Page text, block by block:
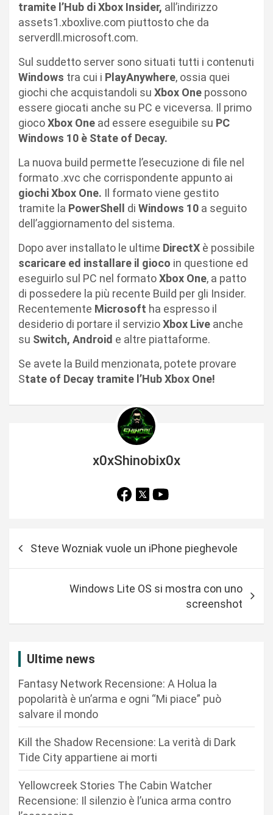
tramite l’Hub di Xbox Insider, all’indirizzo
assets1.xboxlive.com piuttosto che da
serverdll.microsoft.com.
Sul suddetto server sono situati tutti i contenuti
Windows tra cui i PlayAnywhere, ossia quei
giochi che acquistandoli su Xbox One possono
essere giocati anche su PC e viceversa. Il primo
giocoXbox One ad essere eseguibile su PC
Windows 10 è State of Decay.
La nuova build permette l’esecuzione di file nel
formato .xvc che corrispondente appunto ai
giochi Xbox One. Il formato viene gestito
tramite la PowerShell di Windows 10 a seguito
dell’aggiornamento del sistema.
Dopo aver installato le ultime DirectX è possibile
scaricare ed installare il gioco in questione ed
eseguirlo sul PC nel formatoXbox One, a patto
di possedere la più recente Build per gli Insider.
Recentemente Microsoft ha espresso il
desiderio di portare il servizioXbox Live anche
su Switch, Android e altre piattaforme.
Se avete la Build menzionata, potete provare
State of Decay tramite l’Hub Xbox One!
x0xShinobix0x
Steve Wozniak vuole un iPhone pieghevole
Windows Lite OS si mostra con uno
screenshot
Ultime news
Fantasy Network Recensione: A Holua la
popolarità è un’arma e ogni “Mi piace” può
salvare il mondo
Kill the Shadow Recensione: La verità di Dark
Tide City appartiene ai morti
Yellowcreek Stories The Cabin Watcher
Recensione: Il silenzio è l’unica arma contro